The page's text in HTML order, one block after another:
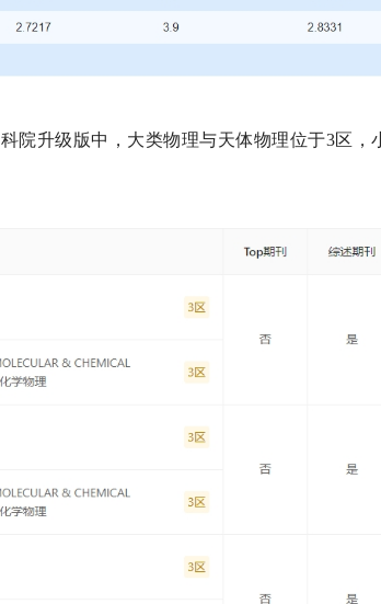
科院升级版中，大类物理与天体物理位于3区，